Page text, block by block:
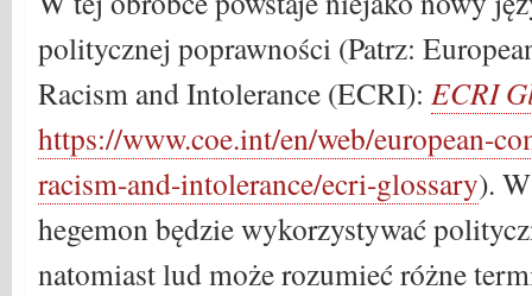
politycznej poprawności (Patrz:
Racism and Intolerance (ECRI): ECRI
https://www.coe.int/en/web/european-
racism-and-intolerance/ecri-glossary).
hegemon będzie wykorzystywać
natomiast lud może rozumieć różne